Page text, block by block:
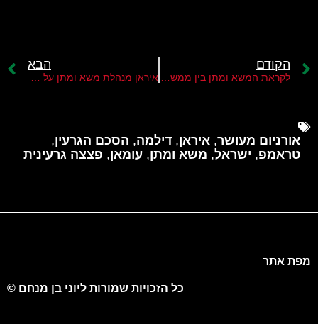
הקודם הבא
אורניום מעושר, איראן, דילמה, הסכם הגרעין,
טראמפ, ישראל, משא ומתן, עומאן, פצצה גרעינית
מפת אתר
כל הזכויות שמורות ליוני בן מנחם ©